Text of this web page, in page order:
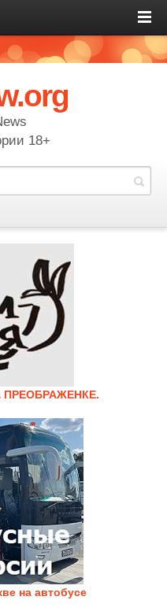
18+
на автобусе